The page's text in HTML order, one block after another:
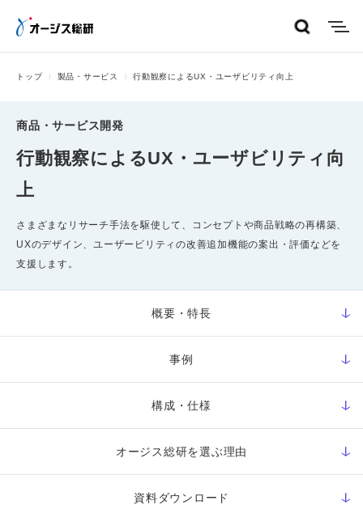
トップ 製品・サービス 行動観察によるUX・ユーザビリティ向上
商品・サービス開発
行動観察によるUX・ユーザビリティ向
上
さまざまなリサーチ手法を駆使して、コンセプトや商品戦略の再構築、
UXのデザイン、ユーザービリティの改善追加機能の案出・評価などを
支援します。
概要・特長
事例
構成・仕様
オージス総研を選ぶ理由
資料ダウンロード